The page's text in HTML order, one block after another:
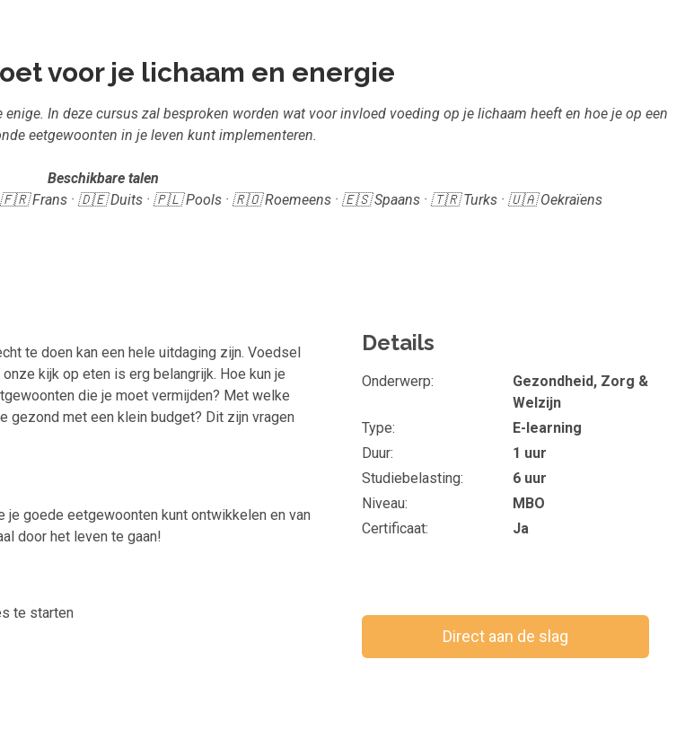
voor je lichaam en energie
In deze cursus zal besproken worden wat voor invloed voeding op je lichaam heeft en hoe je op een
eetgewoonten in je leven kunt implementeren.
Beschikbare talen
Frans · 🇩🇪 Duits · 🇵🇱 Pools · 🇷🇴 Roemeens · 🇪🇸 Spaans · 🇹🇷 Turks · 🇺🇦 Oekraïens
te doen kan een hele uitdaging zijn. Voedsel
kijk op eten is erg belangrijk. Hoe kun je
die je moet vermijden? Met welke
gezond met een klein budget? Dit zijn vragen
je goede eetgewoonten kunt ontwikkelen en van
door het leven te gaan!
te starten
Details
Onderwerp
Gezondheid, Zorg &
Welzijn
Type
E-learning
Duur
1 uur
Studiebelasting
6 uur
Niveau
MBO
Certificaat
Ja
Direct aan de slag
Bewaar voor later